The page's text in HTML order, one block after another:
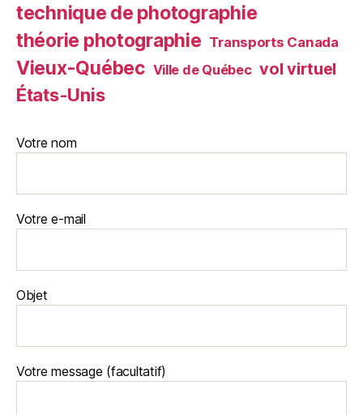
technique de photographie
théorie photographie Transports Canada
Vieux-Québec Ville de Québec vol virtuel
États-Unis
Votre nom
Votre e-mail
Objet
Votre message (facultatif)